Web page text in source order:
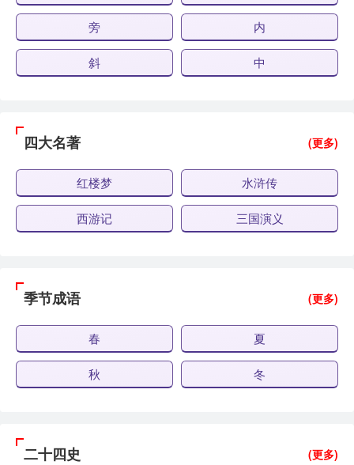
旁 内
斜 中
四大名著 (更多)
红楼梦 水浒传
西游记 三国演义
季节成语 (更多)
春 夏
秋 冬
二十四史 (更多)